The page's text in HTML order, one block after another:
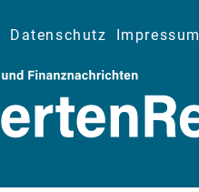
Datenschutz Impressum